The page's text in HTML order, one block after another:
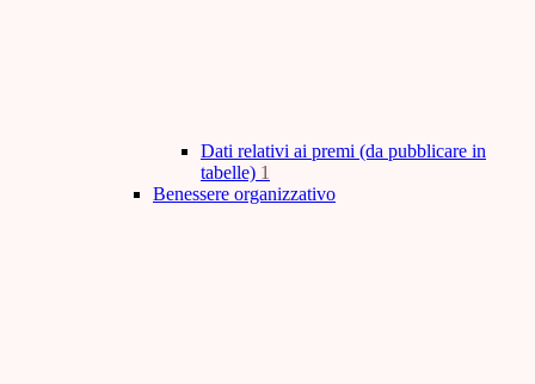
Dati relativi ai premi (da pubblicare in
tabelle) 1
Benessere organizzativo